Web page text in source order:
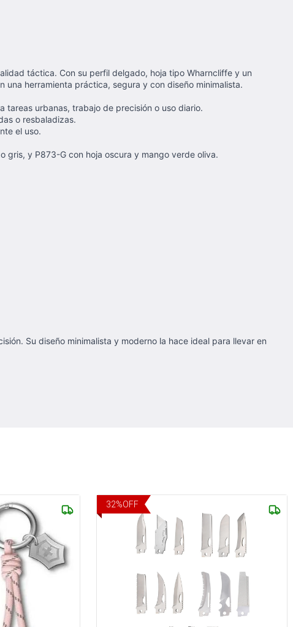
táctica. Con su perfil delgado, hoja tipo Wharncliffe y un
una herramienta práctica, segura y con diseño minimalista.
tareas urbanas, trabajo de precisión o uso diario.
o resbaladizas.
el uso.
gris, y P873-G con hoja oscura y mango verde oliva.
Su diseño minimalista y moderno la hace ideal para llevar en
32%OFF